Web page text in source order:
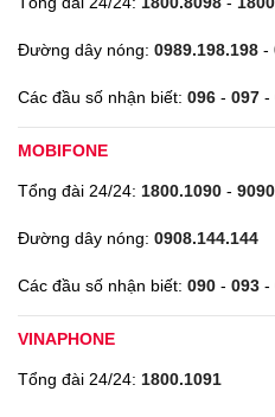
Đường dây nóng: 0989.198.198 -
Các đầu số nhận biết: 096 - 097 -
MOBIFONE
Tổng đài 24/24: 1800.1090 - 9090
Đường dây nóng: 0908.144.144
Các đầu số nhận biết: 090 - 093 -
VINAPHONE
Tổng đài 24/24: 1800.1091